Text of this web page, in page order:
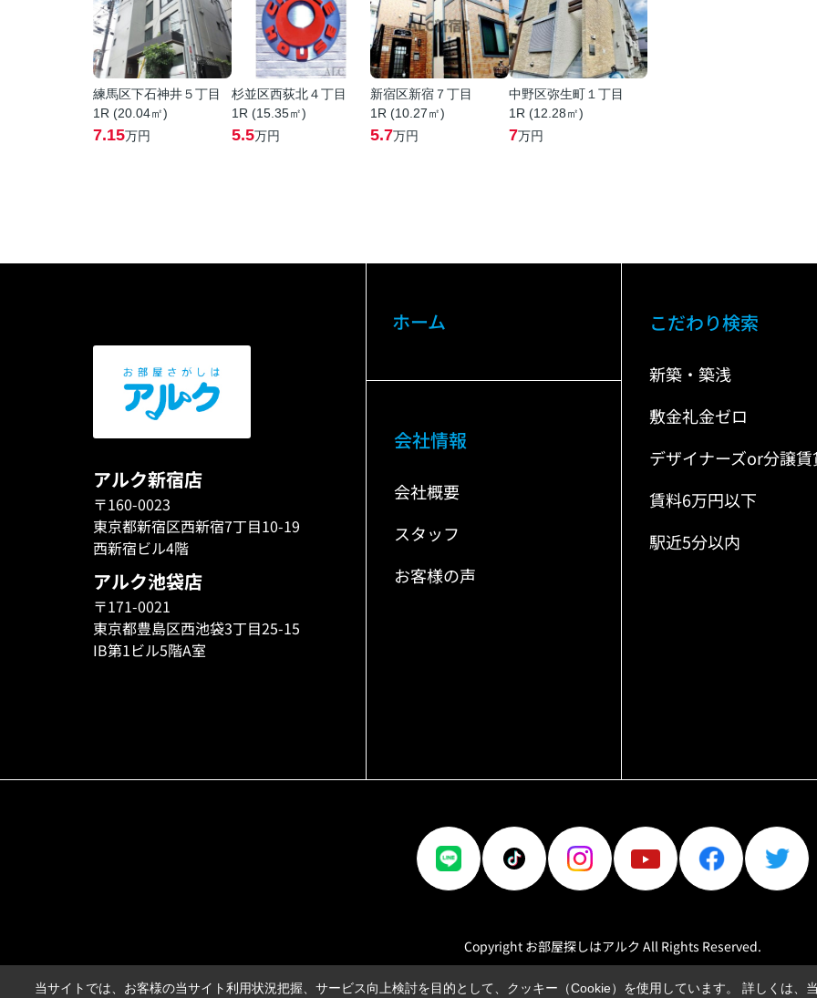
練馬区下石神井５丁目
1R (20.04㎡)
7.15万円
杉並区西荻北４丁目
1R (15.35㎡)
5.5万円
新宿区新宿７丁目
1R (10.27㎡)
5.7万円
中野区弥生町１丁目
1R (12.28㎡)
7万円
アルク新宿店
〒160-0023
東京都新宿区西新宿7丁目10-19
西新宿ビル4階
アルク池袋店
〒171-0021
東京都豊島区西池袋3丁目25-15
IB第1ビル5階A室
ホーム
会社情報
会社概要
スタッフ
お客様の声
こだわり検索
新築・築浅
敷金礼金ゼロ
デザイナーズor分譲賃
賃料6万円以下
駅近5分以内
Copyright お部屋探しはアルク All Rights Reserved.
当サイトでは、お客様の当サイト利用状況把握、サービス向上検討を目的として、クッキー（Cookie）を使用しています。 詳しくは、